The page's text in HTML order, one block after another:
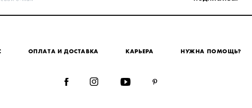
ОПЛАТА И ДОСТАВКА КАРЬЕРА НУЖНА ПОМОЩЬ?